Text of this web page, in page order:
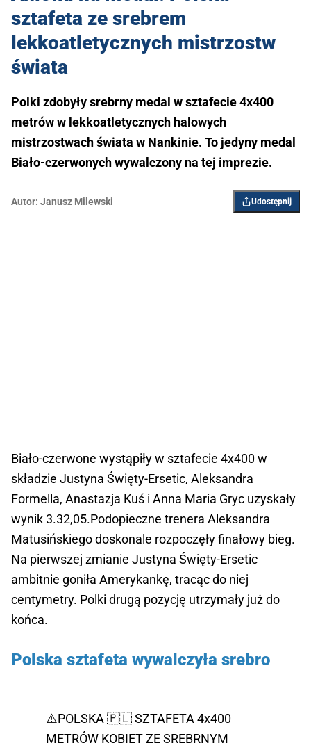
sztafeta ze srebrem
lekkoatletycznych mistrzostw
świata
Polki zdobyły srebrny medal w sztafecie 4x400
metrów w lekkoatletycznych halowych
mistrzostwach świata w Nankinie. To jedyny medal
Biało-czerwonych wywalczony na tej imprezie.
Autor: Janusz Milewski Udostępnij
Biało-czerwone wystąpiły w sztafecie 4x400 w
składzie Justyna Święty-Ersetic, Aleksandra
Formella, Anastazja Kuś i Anna Maria Gryc uzyskały
wynik 3.32,05.Podopieczne trenera Aleksandra
Matusińskiego doskonale rozpoczęły finałowy bieg.
Na pierwszej zmianie Justyna Święty-Ersetic
ambitnie goniła Amerykankę, tracąc do niej
centymetry. Polki drugą pozycję utrzymały już do
końca.
Polska sztafeta wywalczyła srebro
⚠️POLSKA 🇵🇱 SZTAFETA 4x400
METRÓW KOBIET ZE SREBRNYM